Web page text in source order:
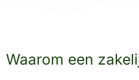
Waarom een